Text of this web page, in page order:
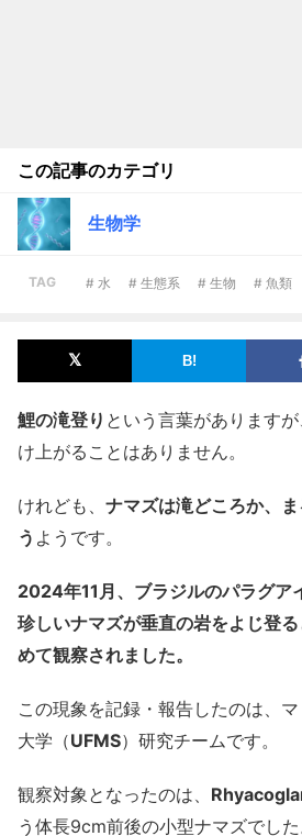
この記事のカテゴリ
生物学
TAG # 水 # 生態系 # 生物 # 魚類
鯉の滝登り という言葉があります
け上がることはありません。
けれども、 ナマズは滝どころか、
う ようです。
2024年11月、ブラジルのパラグア
珍しいナマズが垂直の岩をよじ登
めて観察されました。
この現象を記録・報告したのは、
大学（UFMS）研究チームです。
観察対象となったのは、
う体長9cm前後の小型ナマズでした